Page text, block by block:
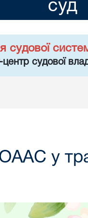
суд
судової
судової
ОААС у